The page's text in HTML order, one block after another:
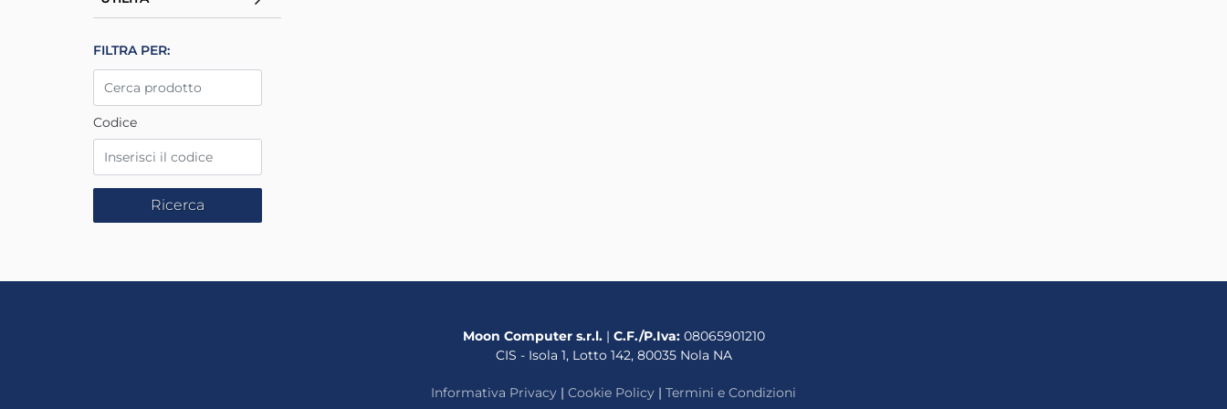
FILTRA PER:
Codice
Moon Computer s.r.l.| C.F./P.Iva: 08065901210
CIS - Isola 1, Lotto 142, 80035 Nola NA
Informativa Privacy | Cookie Policy | Termini e Condizioni